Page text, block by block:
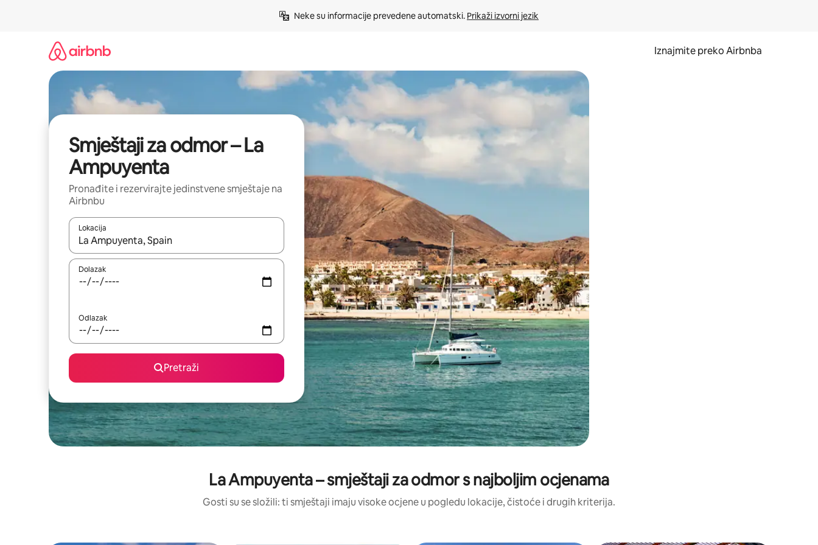
Neke su informacije prevedene automatski. Prikaži izvorni jezik
Iznajmite preko Airbnba
Smještaji za odmor – La
Ampuyenta
Pronađite i rezervirajte jedinstvene smještaje na
Airbnbu
Lokacija
Kada budu dostupni rezultati, moći ćete ih pregledati koristeći se strelicama prema gore i prema dolje, kao i dodirom ili prelaskom prstom po zaslonu.
Dolazak
Odlazak
Pretraži
La Ampuyenta – smještaji za odmor s najboljim ocjenama
Gosti su se složili: ti smještaji imaju visoke ocjene u pogledu lokacije, čistoće i drugih kriterija.